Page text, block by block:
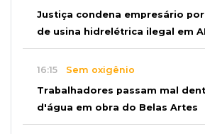
Justiça condena empresário
de usina hidrelétrica ilegal em
16:15 Sem oxigênio
Trabalhadores passam mal
d'água em obra do Belas Artes